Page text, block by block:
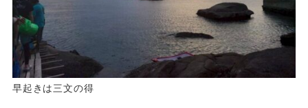
早起きは三文の得